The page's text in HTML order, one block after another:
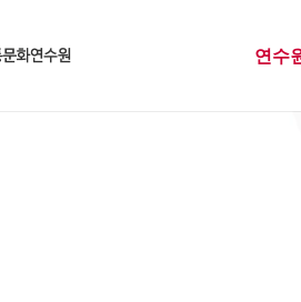
연수